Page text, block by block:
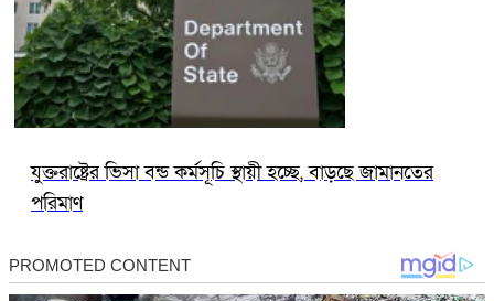
যুক্তরাষ্ট্রের ভিসা বন্ড কর্মসূচি স্থায়ী হচ্ছে, বাড়ছে জামানতের
পরিমাণ